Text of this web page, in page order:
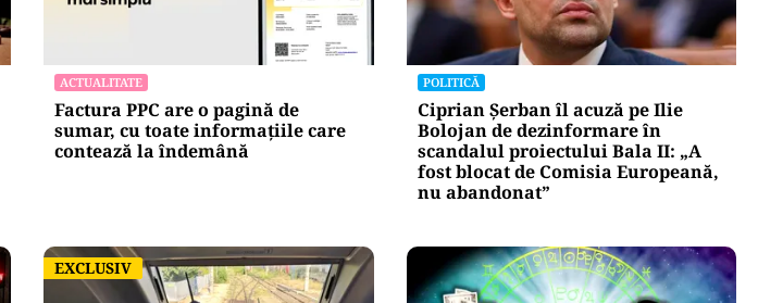
ACTUALITATE
Factura PPC are o pagină de
sumar, cu toate informațiile care
contează la îndemână
POLITICĂ
Ciprian Șerban îl acuză pe Ilie
Bolojan de dezinformare în
scandalul proiectului Bala II: „A
fost blocat de Comisia Europeană,
nu abandonat”
EXCLUSIV
EXCLUSIV